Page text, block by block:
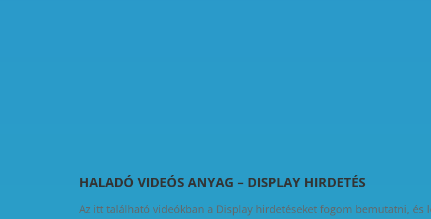
HALADÓ VIDEÓS ANYAG – DISPLAY HIRDETÉS
Az itt található videókban a Display hirdetéseket fogom bemutatni, és